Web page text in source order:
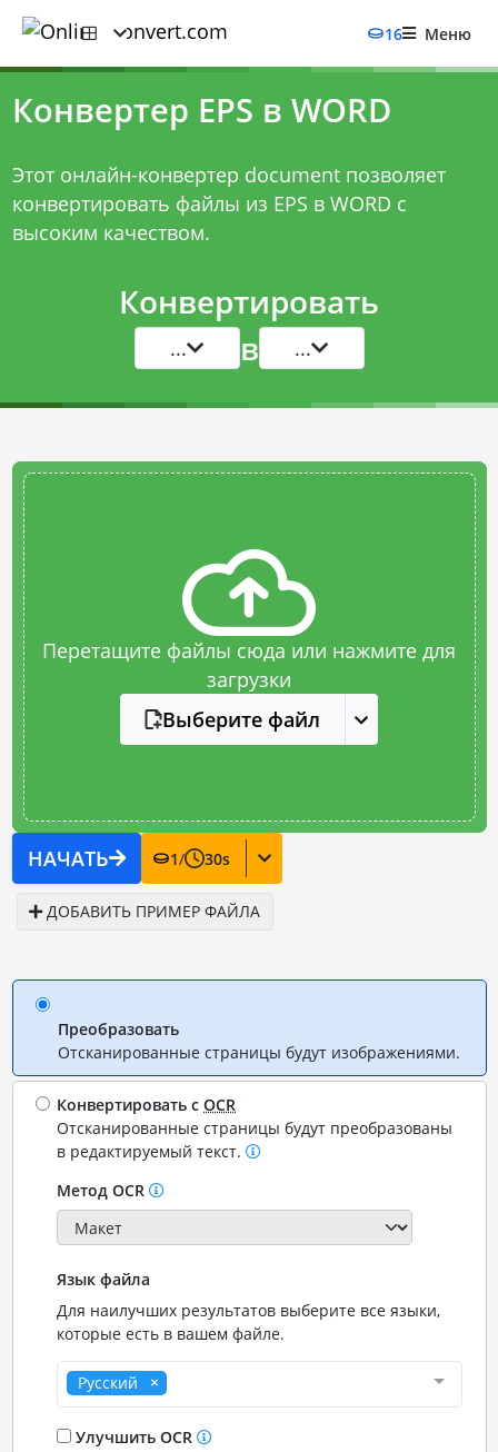
16 Меню
Конвертер EPS в WORD
Этот онлайн-конвертер document позволяет
конвертировать файлы из EPS в WORD с
высоким качеством.
Конвертировать
... в ...
Перетащите файлы сюда или нажмите для
загрузки
Выберите файл
НАЧАТЬ 1/ 30s
ДОБАВИТЬ ПРИМЕР ФАЙЛА
Преобразовать
Отсканированные страницы будут изображениями.
Конвертировать сOCR
Отсканированные страницы будут преобразованы
в редактируемый текст.
Метод OCR
Язык файла
Для наилучших результатов выберите все языки,
которые есть в вашем файле.
Русский
Улучшить OCR